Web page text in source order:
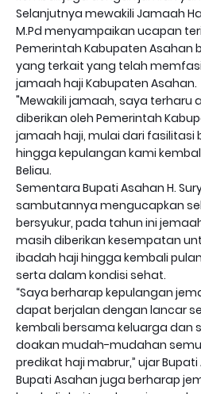
Selanjutnya mewakili Jamaah
M.Pd menyampaikan ucapan
Pemerintah Kabupaten Asahan
yang terkait yang telah
jamaah haji Kabupaten Asahan.
"Mewakili jamaah, saya terharu
diberikan oleh Pemerintah
jamaah haji, mulai dari fasilitasi
hingga kepulangan kami
Beliau.
Sementara Bupati Asahan H.
sambutannya mengucapkan
bersyukur, pada tahun ini
masih diberikan kesempatan
ibadah haji hingga kembali
serta dalam kondisi sehat.
“Saya berharap kepulangan
dapat berjalan dengan lancar
kembali bersama keluarga dan
doakan mudah-mudahan
predikat haji mabrur,” ujar Bupati
Bupati Asahan juga berharap